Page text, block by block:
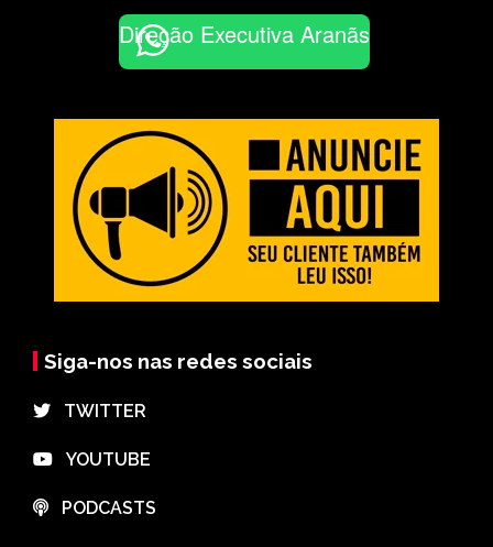
Direção Executiva Aranãs
Siga-nos nas redes sociais
⠀TWITTER
⠀YOUTUBE
⠀PODCASTS